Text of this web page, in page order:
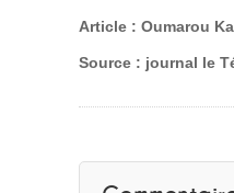
Article : Oumarou
Source : journal le